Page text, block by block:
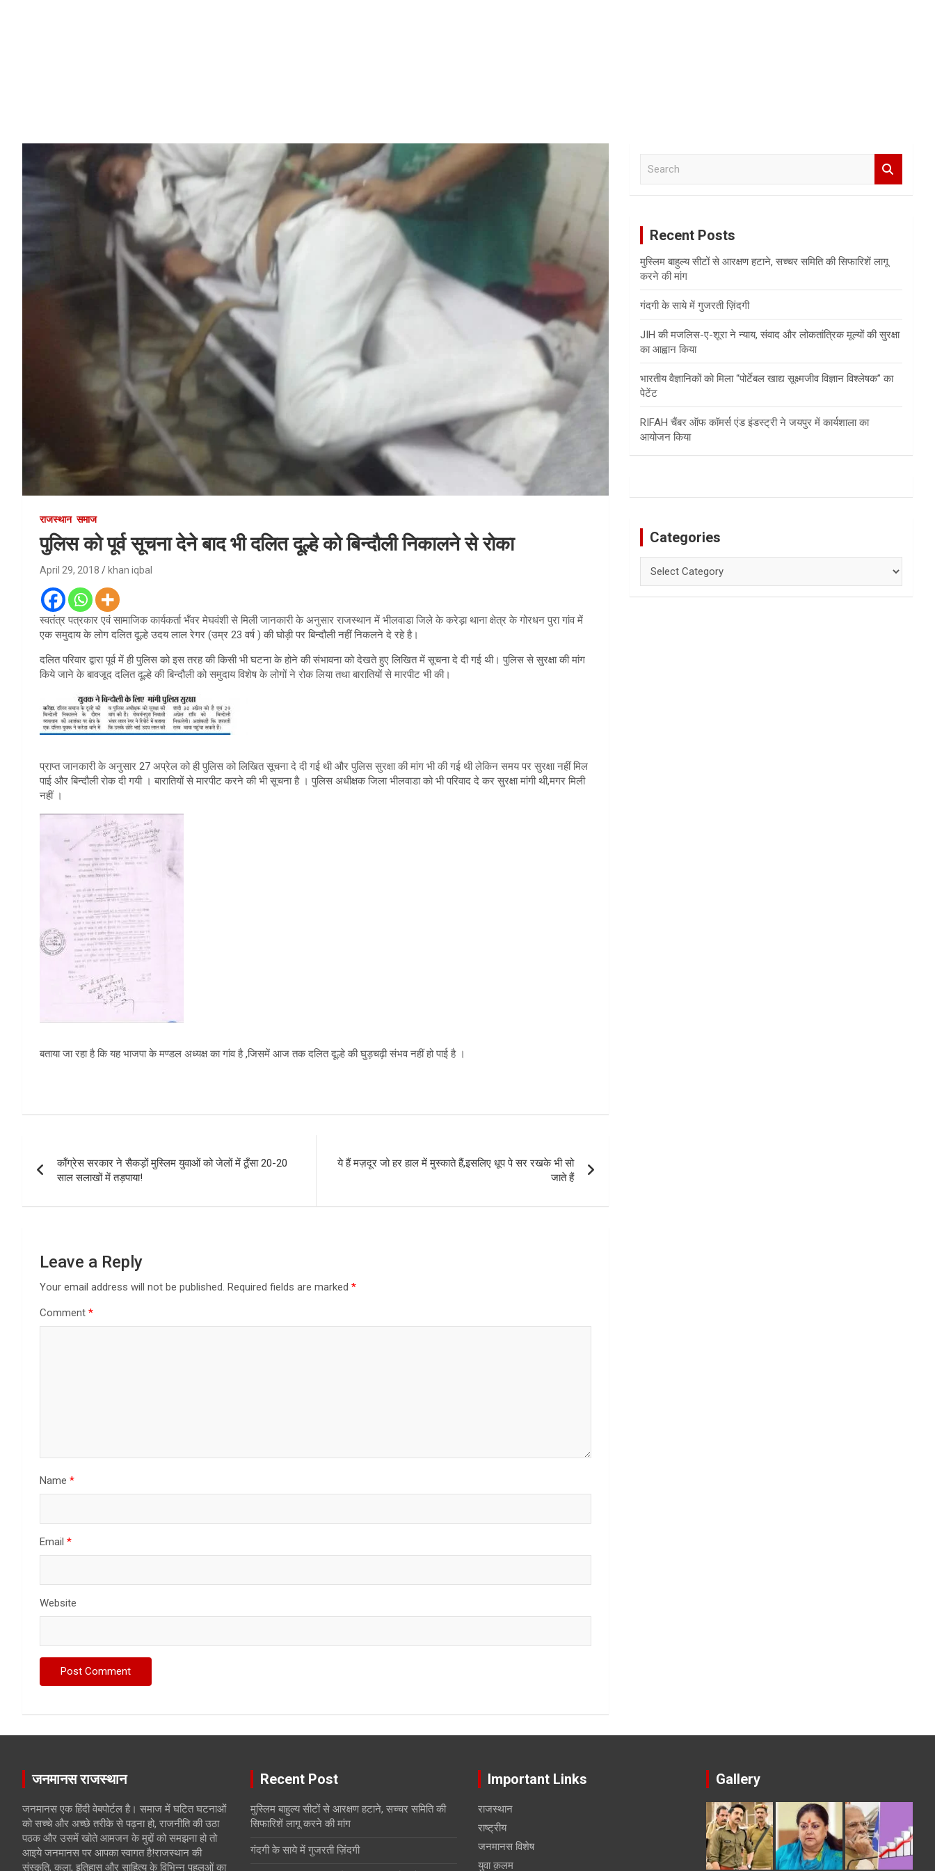
राजस्थान समाज
पुलिस को पूर्व सूचना देने बाद भी दलित दूल्हे को बिन्दौली निकालने से रोका
April 29, 2018 khan iqbal
स्वतंत्र पत्रकार एवं सामाजिक कार्यकर्ता भँवर मेघवंशी से मिली जानकारी के अनुसार राजस्थान में भीलवाडा जिले के करेड़ा थाना क्षेत्र के गोरधन पुरा गांव में
एक समुदाय के लोग दलित दूल्हे उदय लाल रेगर (उम्र 23 वर्ष ) की घोड़ी पर बिन्दौली नहीं निकलने दे रहे है।
दलित परिवार द्वारा पूर्व में ही पुलिस को इस तरह की किसी भी घटना के होने की संभावना को देखते हुए लिखित में सूचना दे दी गई थी। पुलिस से सुरक्षा की मांग
किये जाने के बावजूद दलित दूल्हे की बिन्दौली को समुदाय विशेष के लोगों ने रोक लिया तथा बारातियों से मारपीट भी की।
प्राप्त जानकारी के अनुसार 27 अप्रेल को ही पुलिस को लिखित सूचना दे दी गई थी और पुलिस सुरक्षा की मांग भी की गई थी लेकिन समय पर सुरक्षा नहीं मिल
पाई और बिन्दौली रोक दी गयी । बारातियों से मारपीट करने की भी सूचना है । पुलिस अधीक्षक जिला भीलवाडा को भी परिवाद दे कर सुरक्षा मांगी थी,मगर मिली
नहीं ।
बताया जा रहा है कि यह भाजपा के मण्डल अध्यक्ष का गांव है ,जिसमें आज तक दलित दूल्हे की घुड़चढ़ी संभव नहीं हो पाई है ।
navigation
काँग्रेस सरकार ने सैकड़ों मुस्लिम युवाओं को जेलों में ठूँसा 20-20
साल सलाखों में तड़पाया!
ये हैं मज़दूर जो हर हाल में मुस्काते हैं,इसलिए धूप पे सर रखके भी सो
जाते हैं
Leave a Reply
Your email address will not be published. Required fields are marked *
Comment *
Name *
Email *
Website
Recent Posts
मुस्लिम बाहुल्य सीटों से आरक्षण हटाने, सच्चर समिति की सिफारिशें लागू
करने की मांग
गंदगी के साये में गुजरती ज़िंदगी
JIH की मजलिस-ए-शूरा ने न्याय, संवाद और लोकतांत्रिक मूल्यों की सुरक्षा
का आह्वान किया
भारतीय वैज्ञानिकों को मिला “पोर्टेबल खाद्य सूक्ष्मजीव विज्ञान विश्लेषक” का
पेटेंट
RIFAH चैंबर ऑफ कॉमर्स एंड इंडस्ट्री ने जयपुर में कार्यशाला का
आयोजन किया
Categories
जनमानस राजस्थान
जनमानस एक हिंदी वेबपोर्टल है। समाज में घटित घटनाओं
को सच्चे और अच्छे तरीके से पढ़ना हो, राजनीति की उठा
पठक और उसमें खोते आमजन के मुद्दों को समझना हो तो
आइये जनमानस पर आपका स्वागत है!राजस्थान की
संस्कृति, कला, इतिहास और साहित्य के विभिन्न पहलुओं का
Recent Post
मुस्लिम बाहुल्य सीटों से आरक्षण हटाने, सच्चर समिति की
सिफारिशें लागू करने की मांग
गंदगी के साये में गुजरती ज़िंदगी
Important Links
राजस्थान
राष्ट्रीय
जनमानस विशेष
युवा क़लम
Gallery